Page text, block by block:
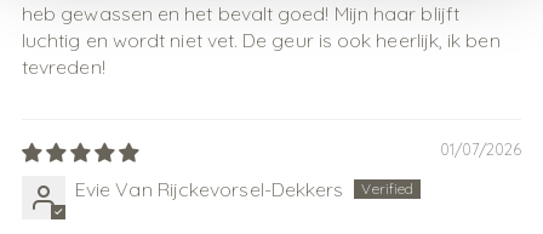
heb gewassen en het bevalt goed! Mijn haar blijft
luchtig en wordt niet vet. De geur is ook heerlijk, ik ben
tevreden!
01/07/2026
Evie Van Rijckevorsel-Dekkers